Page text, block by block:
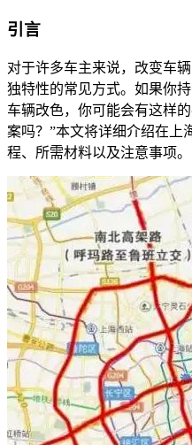
引言
对于许多车主来说，改变车
独特性的常见方式。如果你
车辆改色，你可能会有这样
案吗？”本文将详细介绍在上
程、所需材料以及注意事项。